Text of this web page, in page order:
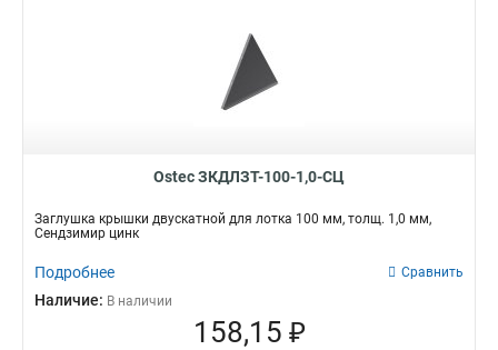
Ostec ЗКДЛЗТ-100-1,0-СЦ
Заглушка крышки двускатной для лотка 100 мм, толщ. 1,0 мм,
Сендзимир цинк
Подробнее Сравнить
Наличие: В наличии
158,15 ₽